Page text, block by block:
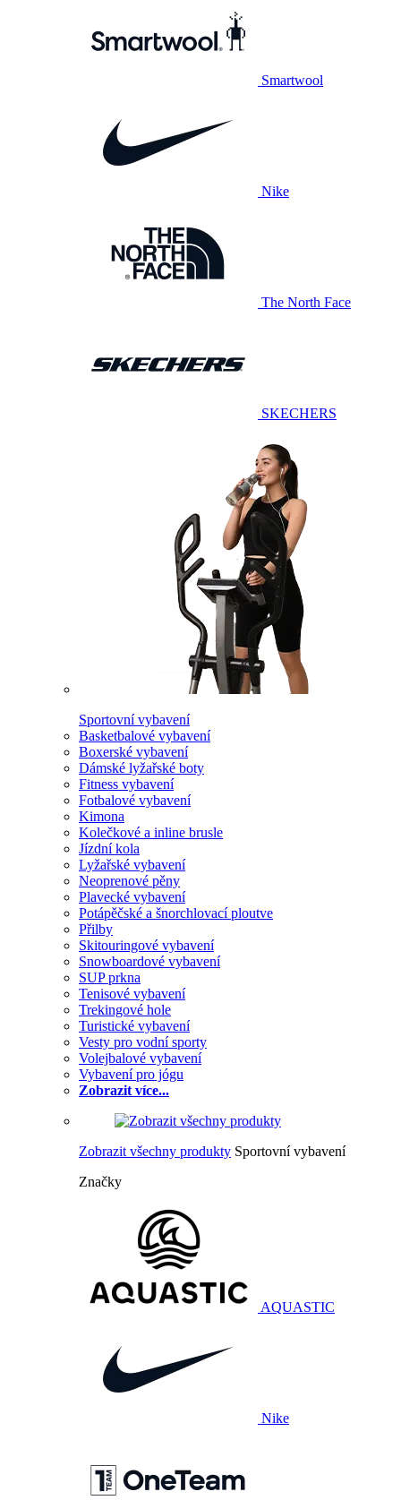
Smartwool
Nike
The North Face
SKECHERS
Sportovní vybavení
Basketbalové vybavení
Boxerské vybavení
Dámské lyžařské boty
Fitness vybavení
Fotbalové vybavení
Kimona
Kolečkové a inline brusle
Jízdní kola
Lyžařské vybavení
Neoprenové pěny
Plavecké vybavení
Potápěčské a šnorchlovací ploutve
Přilby
Skitouringové vybavení
Snowboardové vybavení
SUP prkna
Tenisové vybavení
Trekingové hole
Turistické vybavení
Vesty pro vodní sporty
Volejbalové vybavení
Vybavení pro jógu
Zobrazit více...
Zobrazit všechny produkty Sportovní vybavení
Značky
AQUASTIC
Nike